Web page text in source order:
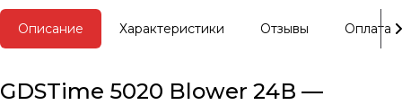
Описание Характеристики Отзывы Оплата
GDSTime 5020 Blower 24В —